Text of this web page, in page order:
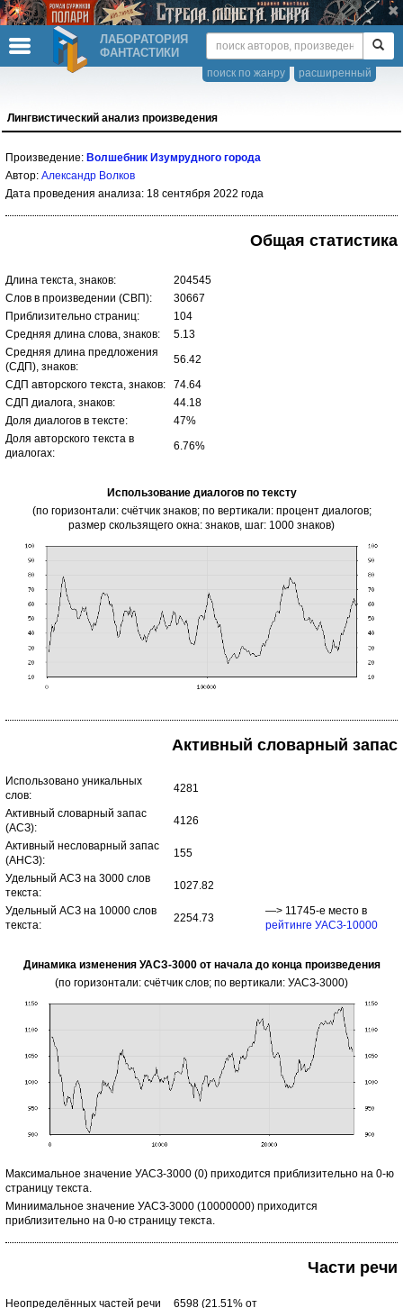
ЛАБОРАТОРИЯ
ФАНТАСТИКИ
расширенный
поиск по жанру
Лингвистический анализ произведения
Произведение: Волшебник Изумрудного города
Автор: Александр Волков
Дата проведения анализа: 18 сентября 2022 года
Общая статистика
Длина текста, знаков:
204545
Слов в произведении (СВП):
30667
Приблизительно страниц:
104
Средняя длина слова, знаков:
5.13
Средняя длина предложения
(СДП), знаков:
56.42
СДП авторского текста, знаков:
74.64
СДП диалога, знаков:
44.18
Доля диалогов в тексте:
47%
Доля авторского текста в
диалогах:
6.76%
Использование диалогов по тексту
(по горизонтали: счётчик знаков; по вертикали: процент диалогов;
размер скользящего окна: знаков, шаг: 1000 знаков)
Активный словарный запас
Использовано уникальных
слов:
4281
Активный словарный запас
(АСЗ):
4126
Активный несловарный запас
(АНСЗ):
155
Удельный АСЗ на 3000 слов
текста:
1027.82
Удельный АСЗ на 10000 слов
текста:
2254.73
—> 11745-е место в
рейтинге УАСЗ-10000
Динамика изменения УАСЗ-3000 от начала до конца произведения
(по горизонтали: счётчик слов; по вертикали: УАСЗ-3000)
Максимальное значение УАСЗ-3000 (0) приходится приблизительно на 0-ю
страницу текста.
Миниимальное значение УАСЗ-3000 (10000000) приходится
приблизительно на 0-ю страницу текста.
Части речи
Неопределённых частей речи
6598 (21.51% от